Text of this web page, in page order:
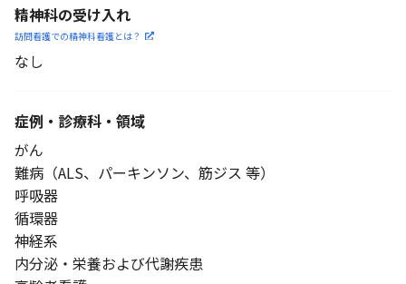
精神科の受け入れ
訪問看護での精神科看護とは？
なし
症例・診療科・ 領域
がん
難病（ALS、パーキンソン、筋ジス 等）
呼吸器
循環器
神経系
内分泌・栄養および代謝疾患